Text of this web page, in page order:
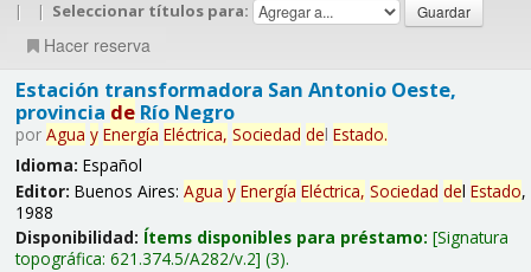
| | Seleccionar títulos para:
Hacer reserva
Estación transformadora San Antonio Oeste,
provincia deRío Negro
por Agua y Energía Eléctrica, Sociedad del Estado.
Idioma: Español
Editor: Buenos Aires: Agua y Energía Eléctrica, Sociedad del Estado,
1988
Disponibilidad: Ítems disponibles para préstamo: Signatura
topográfica: 621.374.5/A282/v.2 (3).